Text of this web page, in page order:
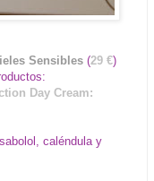
Sensibles (29 €)
Day Cream:
caléndula y